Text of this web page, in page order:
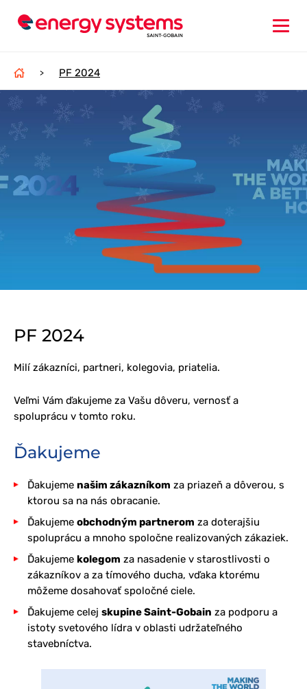
> PF 2024
PF 2024
Milí zákazníci, partneri, kolegovia, priatelia.
Veľmi Vám ďakujeme za Vašu dôveru, vernosť a
spoluprácu v tomto roku.
Ďakujeme
Ďakujeme našim zákazníkom za priazeň a dôverou, s
ktorou sa na nás obracanie.
Ďakujeme obchodným partnerom za doterajšiu
spoluprácu a mnoho spoločne realizovaných zákaziek.
Ďakujeme kolegom za nasadenie v starostlivosti o
zákazníkov a za tímového ducha, vďaka ktorému
môžeme dosahovať spoločné ciele.
Ďakujeme celej skupine Saint-Gobain za podporu a
istoty svetového lídra v oblasti udržateľného
stavebníctva.